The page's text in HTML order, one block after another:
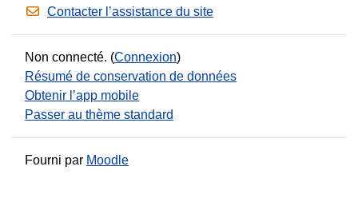
Contacter l’assistance du site
Non connecté. (Connexion)
Résumé de conservation de données
Obtenir l’app mobile
Passer au thème standard
Fourni par Moodle